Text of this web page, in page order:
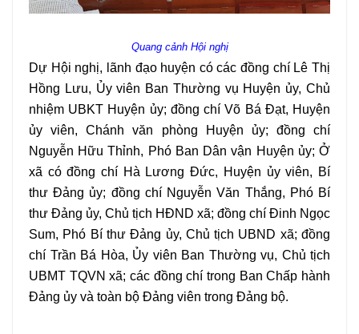
Quang cảnh Hội nghị
Dự Hội nghị, lãnh đạo huyện có các đồng chí Lê Thị
Hồng Lưu, Ủy viên Ban Thường vụ Huyện ủy, Chủ
nhiệm UBKT Huyện ủy; đồng chí Võ Bá Đạt, Huyện
ủy viên, Chánh văn phòng Huyện ủy; đồng chí
Nguyễn Hữu Thỉnh, Phó Ban Dân vận Huyện ủy; Ở
xã có đồng chí Hà Lương Đức, Huyện ủy viên, Bí
thư Đảng ủy; đồng chí Nguyễn Văn Thắng, Phó Bí
thư Đảng ủy, Chủ tịch HĐND xã; đồng chí Đinh Ngọc
Sum, Phó Bí thư Đảng ủy, Chủ tịch UBND xã; đồng
chí Trần Bá Hòa, Ủy viên Ban Thường vụ, Chủ tịch
UBMT TQVN xã; các đồng chí trong Ban Chấp hành
Đảng ủy và toàn bộ Đảng viên trong Đảng bộ.